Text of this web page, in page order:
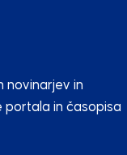
novinarjev in
portala in časopisa